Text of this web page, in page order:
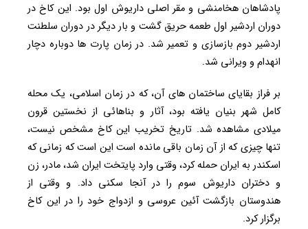
پادشاهان هخامنشی و مقر اصلی داریوش اول بود. این کاخ در
دوران اردشیر اول طعمه حریق گشت و بار دیگر در دوران سلطنت
اردشیر دوم بازسازی و تعمیر شد. در زمان پارت ها دوباره دچار
انهدام و ویرانی شد.
بر فراز بقایای ساختمان های آن، که در زمان اسلامی، یک محله
کامل شهر بنیان یافته بود، آثار و بناهائی از نخستین قرون
میلادی مشاهده شد. تاریخ تخریب این کاخ مشخص نیست،
تنها چیزی که از آن زمان باقی مانده است این است که زمانی که
اسکندر به ایران حمله کرد، وقتی وارد پایتخت ایران شد، مادر، زن
و دختران داریوش سوم را در آنجا سکنی داد. و وقتی از
هندوستان بازگشت آئین عروسی و ازدواج خود را در این کاخ
برگزار کرد.